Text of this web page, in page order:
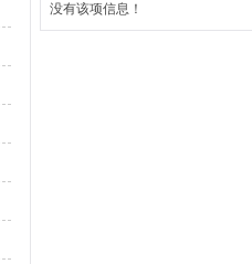
没有该项信息！